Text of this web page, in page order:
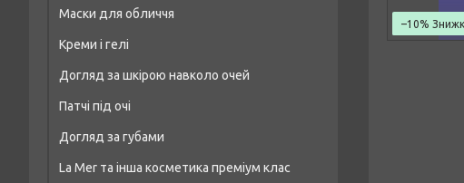
–10%
Масло для волосся
Маски для обличчя
Креми і гелі
Догляд за шкірою навколо очей
Патчі під очі
Догляд за губами
La Mer та інша косметика преміум клас